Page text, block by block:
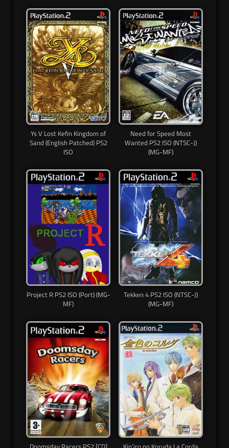
Ys V Lost Kefin Kingdom of
Sand (English Patched) PS2
ISO
Need for Speed Most
Wanted PS2 ISO (NTSC-J)
(MG-MF)
Project R PS2 ISO (Port) (MG-
MF)
Tekken 4 PS2 ISO (NTSC-J)
(MG-MF)